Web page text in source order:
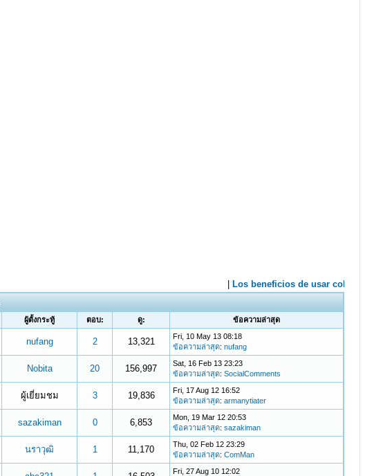
ผู้ตั้งกระทู้ ตอบ: ดู: ข้อความล่าสุด
nufang 2 13,321
Fri, 10 May 13 08:18
ข้อความล่าสุด:nufang
Nobita 20 156,997
Sat, 16 Feb 13 23:23
ข้อความล่าสุด:SocialComments
ผู้เยี่ยมชม 3 19,836
Fri, 17 Aug 12 16:52
ข้อความล่าสุด:armanytiater
sazakiman 0 6,853
Mon, 19 Mar 12 20:53
ข้อความล่าสุด:sazakiman
นราวุฒิ 1 11,170
Thu, 02 Feb 12 23:29
ข้อความล่าสุด:ComMan
Fri, 27 Aug 10 12:02